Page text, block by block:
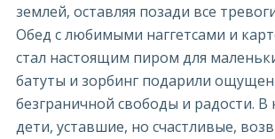
землей, оставляя позади все
Обед с любимыми наггетсами и
стал настоящим пиром для
батуты и зорбинг подарили
безграничной свободы и радости. В
дети, уставшие, но счастливые,